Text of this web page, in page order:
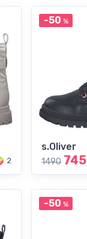
2
-50 %
s.Oliver
1490 745
-50 %